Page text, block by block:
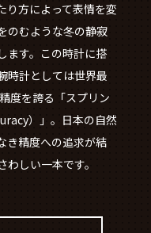
り方によって表情を変
のむような冬の静寂
ます。この時計に搭
時計としては世界最
度を誇る「スプリン
）」。日本の自然
き精度への追求が結
しい一本です。